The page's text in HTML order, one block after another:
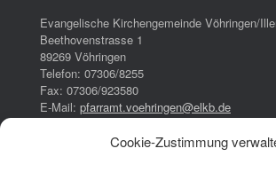
Cookie-Zustimmung
Evangelische Kirchengemeinde Vöhringen/
Beethovenstrasse 1
89269 Vöhringen
Telefon: 07306/8255
Fax: 07306/923580
E-Mail: pfarramt.voehringen@elkb.de